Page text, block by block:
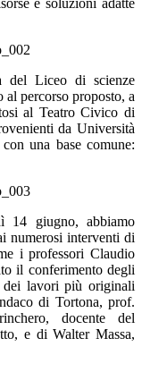
e soluzioni adatte
del Liceo di scienze
al percorso proposto, a
al Teatro Civico di
da Università
una base comune:
14 giugno, abbiamo
numerosi interventi di
i professori Claudio
il conferimento degli
dei lavori più originali
di Tortona, prof.
docente del
e di Walter Massa,